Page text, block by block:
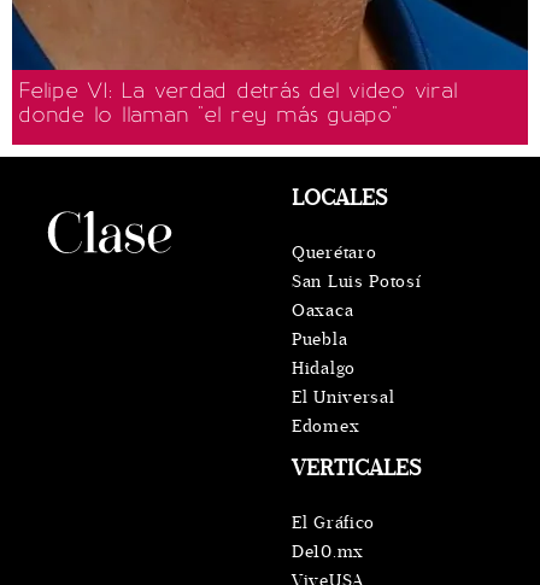
Felipe VI: La verdad detrás del video viral
donde lo llaman "el rey más guapo"
VERTICALES
El Gráfico
De10.mx
ViveUSA
LOCALES
Querétaro
San Luis Potosí
Oaxaca
Puebla
Hidalgo
El Universal
Edomex